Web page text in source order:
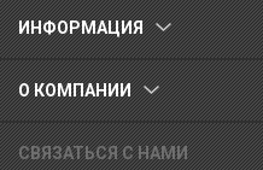
ИНФОРМАЦИЯ
О КОМПАНИИ
СВЯЗАТЬСЯ С НАМИ